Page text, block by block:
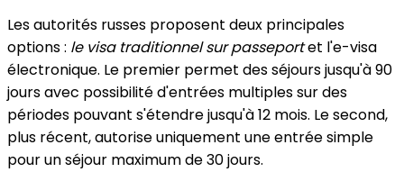
Les autorités russes proposent deux principales
options : le visa traditionnel sur passeportet l'e-visa
électronique. Le premier permet des séjours jusqu'à 90
jours avec possibilité d'entrées multiples sur des
périodes pouvant s'étendre jusqu'à 12 mois. Le second,
plus récent, autorise uniquement une entrée simple
pour un séjour maximum de 30 jours.